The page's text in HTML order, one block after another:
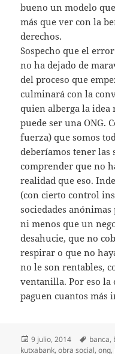
bueno un modelo
más que ver con la
derechos.
Sospecho que el
no ha dejado de
del proceso que
culminará con la
quien alberga la idea
puede ser una ONG.
fuerza) que somos
deberíamos tener las
comprender que no
realidad que eso.
(con cierto control
sociedades
ni menos que un
desahucie, que no
respirar o que no
no le son rentables,
ventanilla. Por eso la
paguen cuantos más
Publicado
el
9 julio, 2014 banca,
kutxabank,obra social,ong,